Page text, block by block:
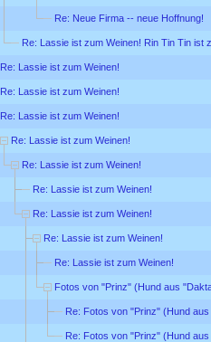
Re: Neue Firma -- neue Hoffnung!
Re: Lassie ist zum Weinen! Rin Tin Tin ist
Re: Lassie ist zum Weinen!
Re: Lassie ist zum Weinen!
Re: Lassie ist zum Weinen!
Re: Lassie ist zum Weinen!
Re: Lassie ist zum Weinen!
Re: Lassie ist zum Weinen!
Re: Lassie ist zum Weinen!
Re: Lassie ist zum Weinen!
Re: Lassie ist zum Weinen!
Fotos von "Prinz" (Hund aus
Re: Fotos von "Prinz" (Hund
Re: Fotos von "Prinz" (Hund